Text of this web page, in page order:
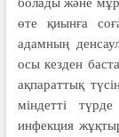
өте қиынға
адамның
осы кезден
ақпараттық
міндетті
инфекция